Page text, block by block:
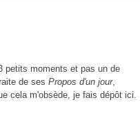
petits moments et pas un de
de ses Propos d'un jour,
cela m'obsède, je fais dépôt ici.